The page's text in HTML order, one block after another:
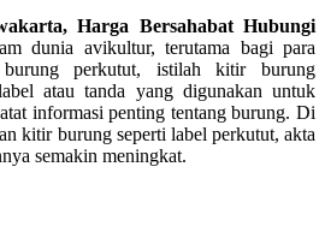
Harga Bersahabat Hubungi
dunia avikultur, terutama bagi para
perkutut, istilah kitir burung
atau tanda yang digunakan untuk
informasi penting tentang burung. Di
kitir burung seperti label perkutut, akta
semakin meningkat.